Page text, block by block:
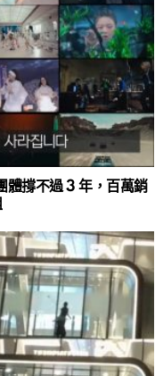
撐不過 3 年，百萬銷